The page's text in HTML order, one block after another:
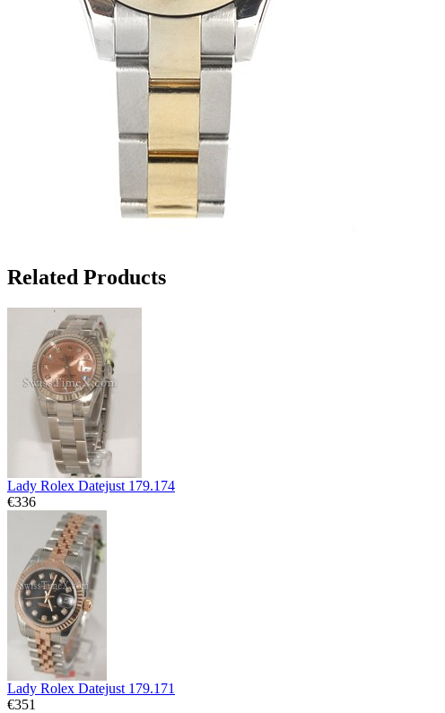
Related Products
Lady Rolex Datejust 179.174
€336
Lady Rolex Datejust 179.171
€351